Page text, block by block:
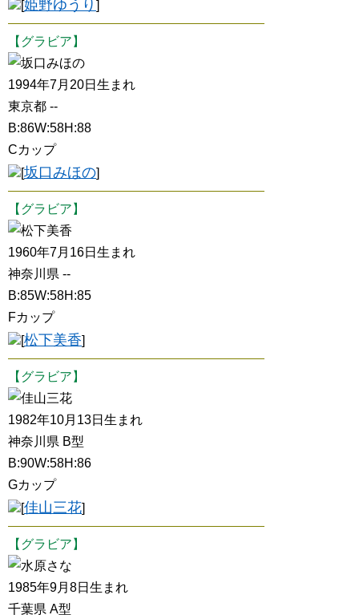
[姫野ゆうり ]
【グラビア】
坂口みほの
1994年7月20日生まれ
東京都 --
B:86W:58H:88
Cカップ
[坂口みほの]
【グラビア】
松下美香
1960年7月16日生まれ
神奈川県 --
B:85W:58H:85
Fカップ
[松下美香]
【グラビア】
佳山三花
1982年10月13日生まれ
神奈川県 B型
B:90W:58H:86
Gカップ
[佳山三花]
【グラビア】
水原さな
1985年9月8日生まれ
千葉県 A型